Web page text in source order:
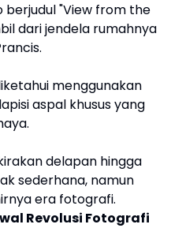
"View from the
dari jendela rumahnya
menggunakan
aspal khusus yang
delapan hingga
sederhana, namun
era fotografi.
Revolusi Fotografi